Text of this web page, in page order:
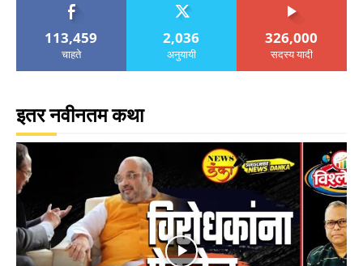
113,459
चाहते
2,036
अनुयायी
326,000
सदस्य यादी
इतर नवीनतम कथा